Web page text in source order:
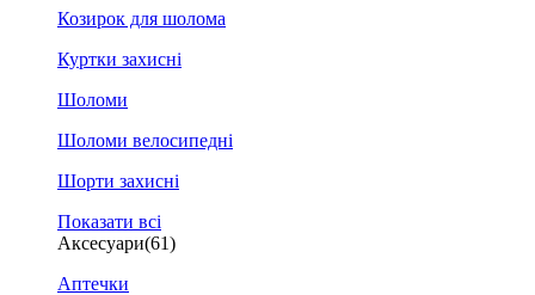
Козирок для шолома
Куртки захисні
Шоломи
Шоломи велосипедні
Шорти захисні
Показати всі
Аксесуари(61)
Аптечки